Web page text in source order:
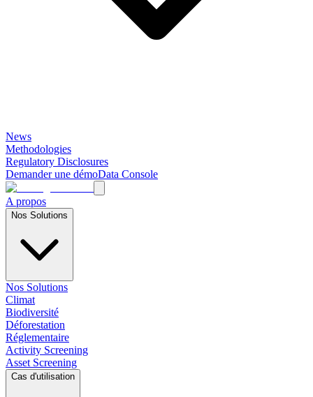
News
Methodologies
Regulatory Disclosures
Demander une démoData Console
A propos
Nos Solutions
Nos Solutions
Climat
Biodiversité
Déforestation
Réglementaire
Activity Screening
Asset Screening
Cas d'utilisation